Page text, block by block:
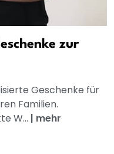
zur
Geschenke für
Familien.
W... | mehr